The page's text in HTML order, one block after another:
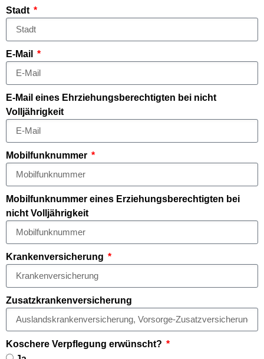
Stadt
E-Mail
E-Mail eines Ehrziehungsberechtigten bei nicht
Volljährigkeit
Mobilfunknummer
Mobilfunknummer eines Erziehungsberechtigten bei
nicht Volljährigkeit
Krankenversicherung
Zusatzkrankenversicherung
Koschere Verpflegung erwünscht?